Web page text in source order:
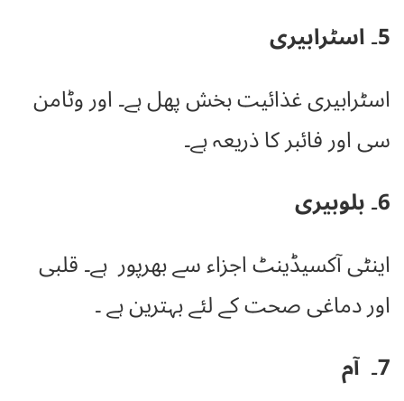
5۔ اسٹرابیری
اسٹرابیری غذائیت بخش پھل ہے۔ اور وٹامن
سی اور فائبر کا ذریعہ ہے۔
6۔ بلوبیری
اینٹی آکسیڈینٹ اجزاء سے بھرپور ہے۔ قلبی
اور دماغی صحت کے لئے بہترین ہے ۔
7۔ آم